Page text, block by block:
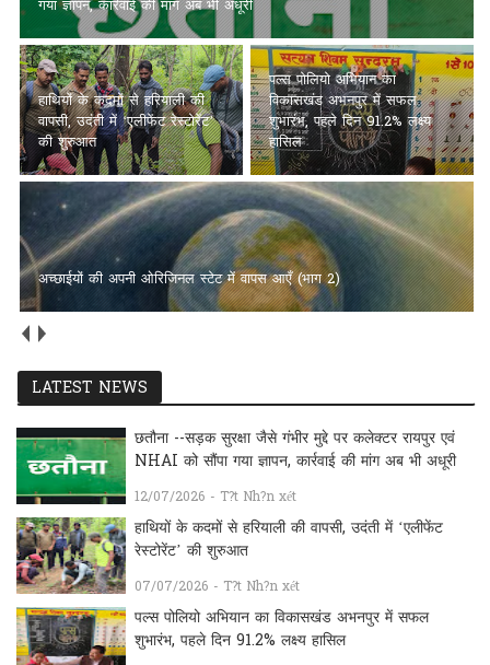
गया ज्ञापन, कार्रवाई की मांग अब भी अधूरी
हाथियों के कदमों से हरियाली की
वापसी, उदंती में ‘एलीफेंट रेस्टोरेंट’
की शुरुआत
पल्स पोलियो अभियान का
विकासखंड अभनपुर में सफल
शुभारंभ, पहले दिन 91.2% लक्ष्य
हासिल
अच्छाईयों की अपनी ओरिजिनल स्टेट में वापस आएँ (भाग 2)
LATEST NEWS
छतौना --सड़क सुरक्षा जैसे गंभीर मुद्दे पर कलेक्टर रायपुर एवं
NHAI को सौंपा गया ज्ञापन, कार्रवाई की मांग अब भी अधूरी
12/07/2026 - T?t Nh?n xét
हाथियों के कदमों से हरियाली की वापसी, उदंती में ‘एलीफेंट
रेस्टोरेंट’ की शुरुआत
07/07/2026 - T?t Nh?n xét
पल्स पोलियो अभियान का विकासखंड अभनपुर में सफल
शुभारंभ, पहले दिन 91.2% लक्ष्य हासिल